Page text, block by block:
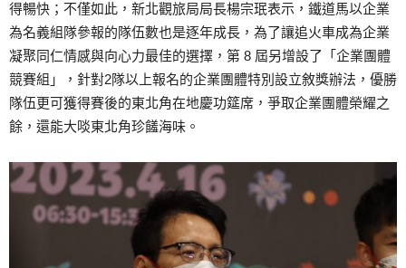
得暢快；不僅如此，新北觀旅局局長楊宗珉表示，鐵道馬以企業
為名義組隊參報的隊伍數也是逐年成長，為了讓追火車成為企業
凝聚同仁情感與向心力最佳的選擇，第 8 屆另增設了「企業團體
競賽組」，針對2隊以上報名的企業團體特別設立敘獎辦法，優勝
隊伍更可獲得賽後的東北角在地慶功筵席，爭取企業團體榮耀之
餘，還能大啖東北角珍饈海味。